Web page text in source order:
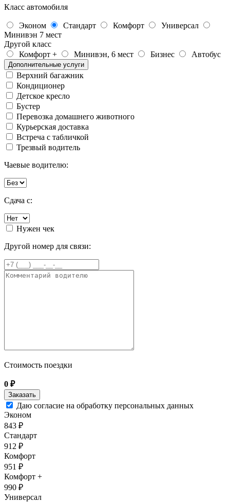
Класс автомобиля
Эконом Стандарт Комфорт
Универсал
Минивэн 7 мест
Другой класс
Комфорт +
Минивэн, 6 мест Бизнес Автобус
Дополнительные услуги
Верхний багажник
Кондиционер
Детское кресло
Бустер
Перевозка домашнего животного
Курьерская доставка
Встреча с табличкой
Трезвый водитель
Чаевые водителю:
Сдача с:
Нужен чек
Другой номер для связи:
Стоимость поездки
0 ₽
Даю согласие на обработку персональных данных
Эконом
843 ₽
Стандарт
912 ₽
Комфорт
951 ₽
Комфорт +
990 ₽
Универсал